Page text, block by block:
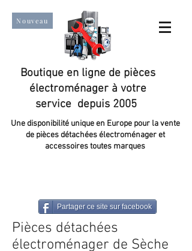
Nouveau
Boutique en ligne de pièces
électroménager à votre
service depuis 2005
Une disponibilité unique en Europe pour la vente
de pièces détachées électroménager et
accessoires toutes marques
Partager ce site sur facebook
Pièces détachées
électroménager de Sèche